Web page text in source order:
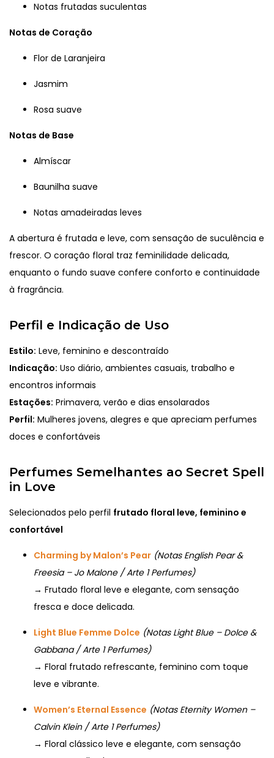
Notas frutadas suculentas
Notas de Coração
Flor de Laranjeira
Jasmim
Rosa suave
Notas de Base
Almíscar
Baunilha suave
Notas amadeiradas leves
A abertura é frutada e leve, com sensação de suculência e
frescor. O coração floral traz feminilidade delicada,
enquanto o fundo suave confere conforto e continuidade
à fragrância.
Perfil e Indicação de Uso
Estilo: Leve, feminino e descontraído
Indicação: Uso diário, ambientes casuais, trabalho e
encontros informais
Estações: Primavera, verão e dias ensolarados
Perfil: Mulheres jovens, alegres e que apreciam perfumes
doces e confortáveis
Perfumes Semelhantes ao Secret Spell
in Love
Selecionados pelo perfil frutado floral leve, feminino e
confortável
Charming by Malon’s Pear (Notas English Pear &
Freesia – Jo Malone / Arte 1 Perfumes)
→ Frutado floral leve e elegante, com sensação
fresca e doce delicada.
Light Blue Femme Dolce (Notas Light Blue – Dolce &
Gabbana / Arte 1 Perfumes)
→ Floral frutado refrescante, feminino com toque
leve e vibrante.
Women’s Eternal Essence (Notas Eternity Women –
Calvin Klein / Arte 1 Perfumes)
→ Floral clássico leve e elegante, com sensação